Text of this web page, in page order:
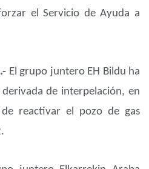
el Servicio de Ayuda a
El grupo juntero EH Bildu ha
de interpelación, en
reactivar el pozo de gas